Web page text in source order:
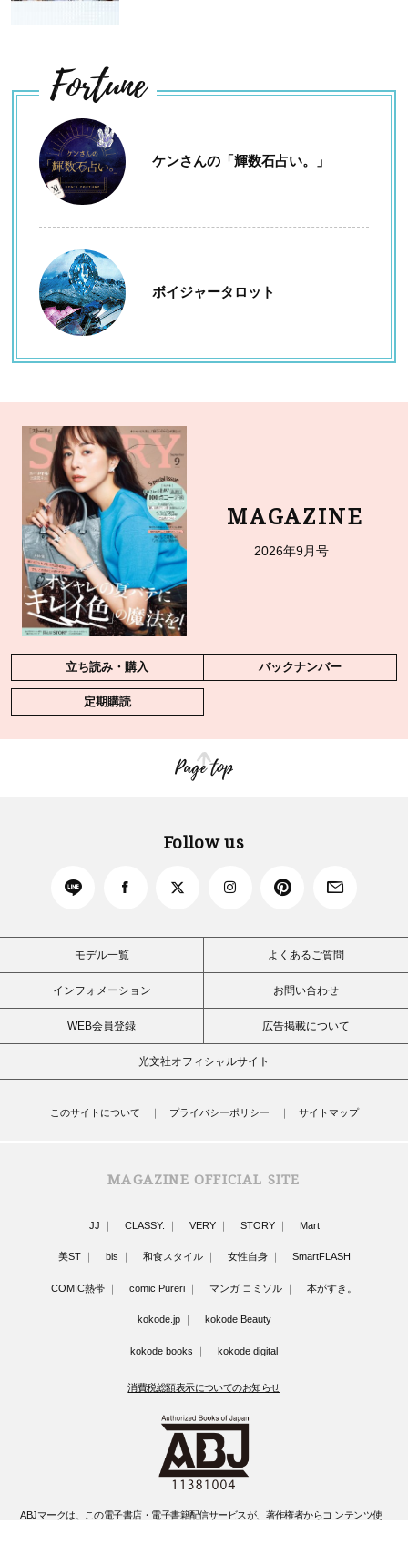
Fortune
ケンさんの「輝数石占い。」
ボイジャータロット
MAGAZINE
2026年9月号
立ち読み・購入 バックナンバー
定期購読
Page top
Follow us
モデル一覧 よくあるご質問
インフォメーション お問い合わせ
WEB会員登録 広告掲載について
光文社オフィシャルサイト
このサイトについて プライバシーポリシー サイトマップ
MAGAZINE OFFICIAL SITE
JJ CLASSY. VERY STORY Mart
美ST bis 和食スタイル 女性自身 SmartFLASH
COMIC熱帯 comic Pureri マンガ コミソル 本がすき。
kokode.jp kokode Beauty
kokode books kokode digital
消費税総額表示についてのお知らせ
ABJマークは、この電子書店・電子書籍配信サービスが、著作権者からコ ンテンツ使